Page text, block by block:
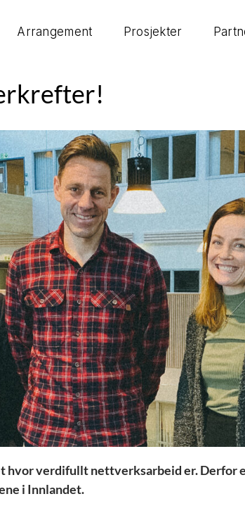
Arrangement Prosjekter
verdifullt nettverksarbeid er. Derfor
i Innlandet.